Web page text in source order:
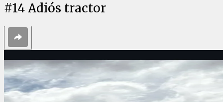
#14Adiós tractor